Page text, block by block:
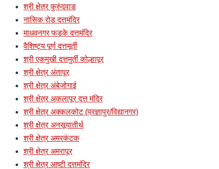
श्री क्षेत्र कुरुंदवाड
नासिक रोड दत्तमंदिर
माधवनगर फडके दत्तमंदिर
वैशिष्ट्य पूर्ण दत्तमूर्ती
श्री एकमुखी दत्तमुर्ती कोल्हापूर
श्री क्षेत्र अंतापूर
श्री क्षेत्र अंबेजोगाई
श्री क्षेत्र अकलापूर दत्त मंदिर
श्री क्षेत्र अक्कलकोट (प्रज्ञापुर/विद्यानगर)
श्री क्षेत्र अनसूयातीर्थ
श्री क्षेत्र अमरकंटक
श्री क्षेत्र अमरापूर
श्री क्षेत्र आष्टी दत्तमंदिर